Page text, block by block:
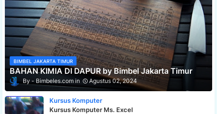
BIMBEL JAKARTA TIMUR
BAHAN KIMIA DI DAPUR by Bimbel Jakarta Timur
Bimbeles.com Agustus 02, 2024
Kursus Komputer
Kursus Komputer Ms. Excel